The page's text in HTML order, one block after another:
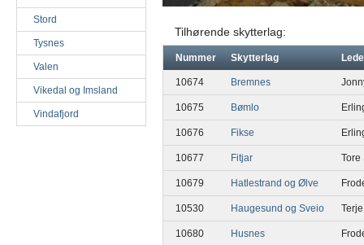
Stord
Tysnes
Valen
Vikedal og Imsland
Vindafjord
Tilhørende skytterlag:
Nummer Skytterlag
10674 Bremnes
10675 Bømlo
10676 Fikse
10677 Fitjar Tore
10679 Hatlestrand og Ølve
10530 Haugesund og Sveio
10680 Husnes